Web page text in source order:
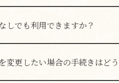
当日のご予約も可能です。お
しでも利用できますか？
ご利用いただけます。混雑状
変更したい場合の手続きはど
容を変更される場合は、お電